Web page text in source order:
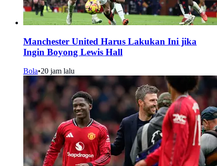
Manchester United Harus Lakukan Ini jika
Ingin Boyong Lewis Hall
Bola•20 jam lalu